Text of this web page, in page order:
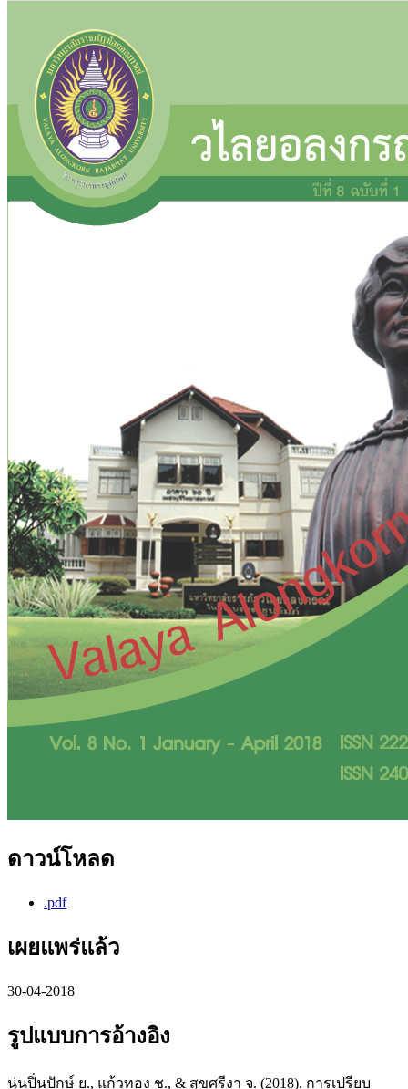
ดาวน์โหลด
.pdf
เผยแพร่แล้ว
30-04-2018
รูปแบบการอ้างอิง
นุ่นปิ่นปักษ์ ย., แก้วทอง ช., & สุขศรีงา จ. (2018). การเปรียบ